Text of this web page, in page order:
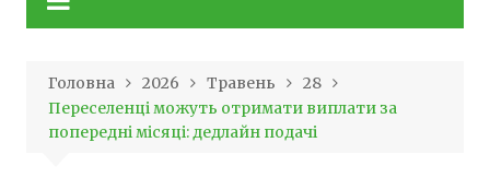
Головна 2026 Травень
28
Переселенці можуть отримати виплати за
попередні місяці: дедлайн подачі